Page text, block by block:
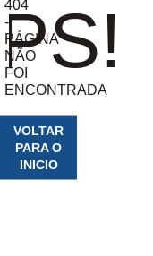
404
-
PÁGINA
NÃO
FOI
ENCONTRADA
VOLTAR
PARA O
INICIO